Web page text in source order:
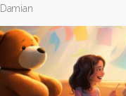
Damian